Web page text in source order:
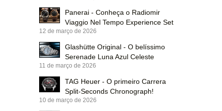
Panerai - Conheça o Radiomir
Viaggio Nel Tempo Experience Set
12 de março de 2026
Glashütte Original - O belíssimo
Serenade Luna Azul Celeste
11 de março de 2026
TAG Heuer - O primeiro Carrera
Split-Seconds Chronograph!
10 de março de 2026